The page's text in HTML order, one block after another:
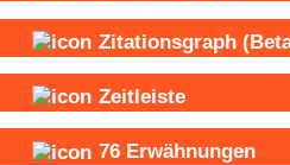
Zitationsgraph
Zeitleiste
76 Erwähnungen